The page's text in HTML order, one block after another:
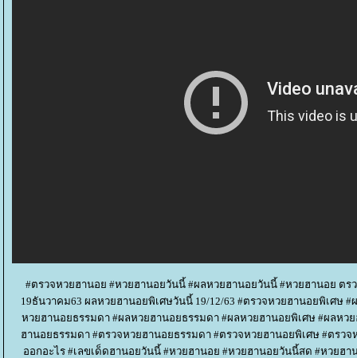
#ตรวจหวยฮานอย #หวยฮานอยวันนี้ #ผลหวยฮานอยวันนี้ #หวยฮานอย ตร
19ธันวาคม63 ผลหวยฮานอยพิเศษวันนี้ 19/12/63 #ตรวจหวยฮานอยพิเศษ
หวยฮานอยธรรมดา #ผลหวยฮานอยธรรมดา #ผลหวยฮานอยพิเศษ #ผลห
ฮานอยธรรมดา #ตรวจหวยฮานอยธรรมดา #ตรวจหวยฮานอยพิเศษ #ตรว
ออกอะไร #เลขเด็ดฮานอยวันนี้ #หวยฮานอย #หวยฮานอยวันนี้สด #หวยฮ